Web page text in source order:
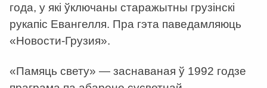
года, у які ўключаны старажытны грузінскі
рукапіс Евангелля. Пра гэта паведамляюць
«Новости-Грузия».
«Памяць свету» — заснаваная ў 1992 годзе